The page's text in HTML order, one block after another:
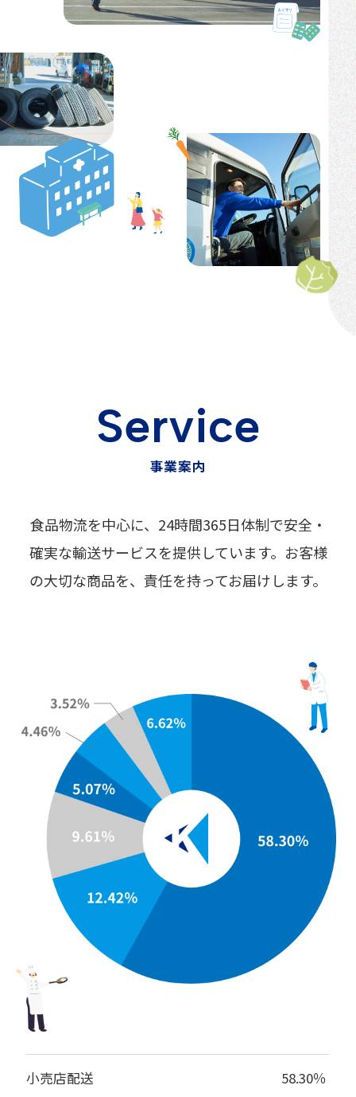
Service
事業案内
食品物流を中心に、24時間365日体制で安全・
確実な輸送サービスを提供しています。お客様
の大切な商品を、責任を持ってお届けします。
小売店配送 58.30％